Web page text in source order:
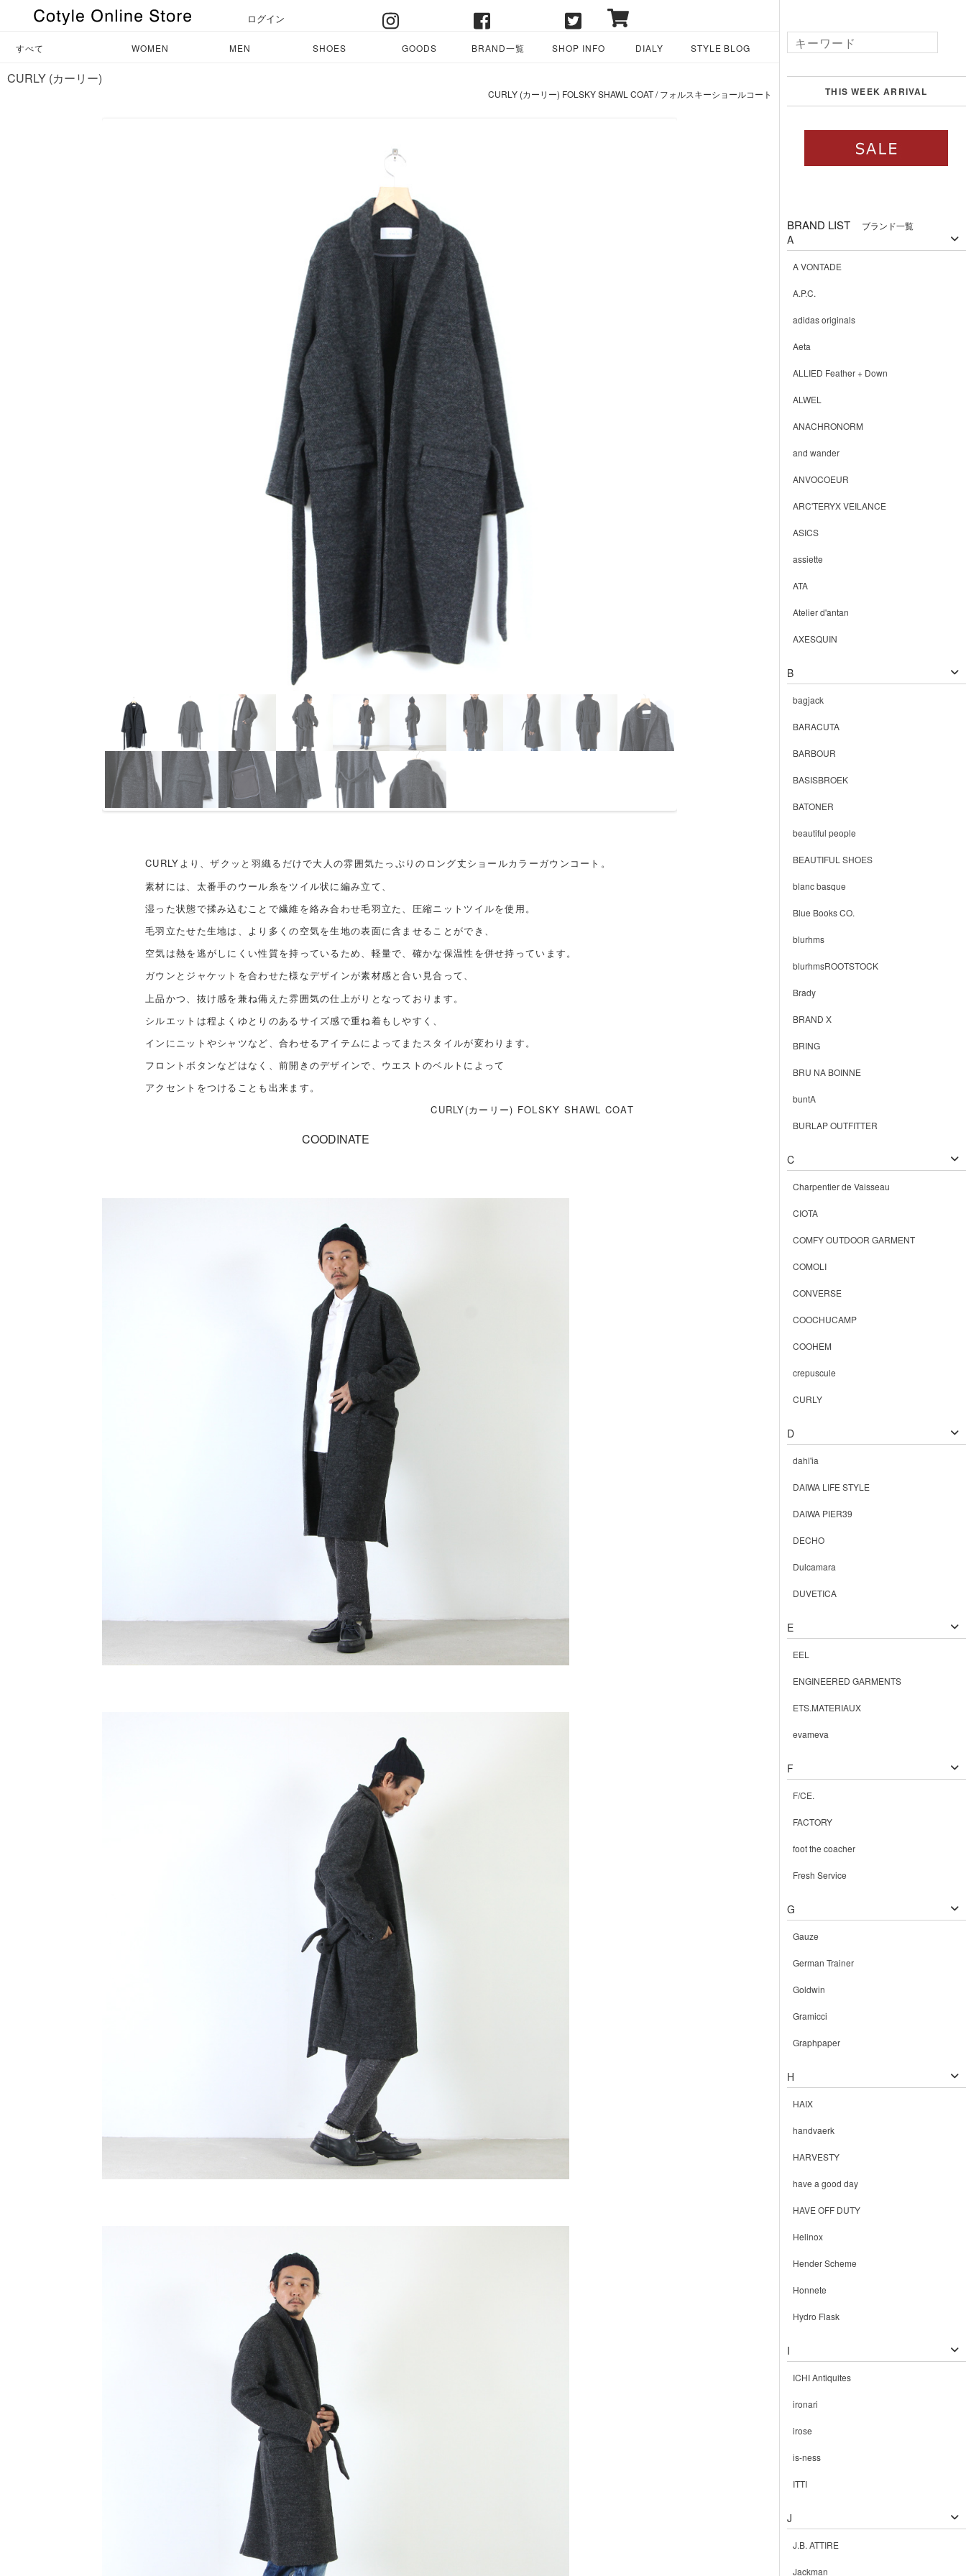
ログイン
すべて WOMEN MEN SHOES GOODS BRAND一覧 SHOP INFO DIALY STYLE BLOG
CURLY (カーリー)
CURLY (カーリー) FOLSKY SHAWL COAT / フォルスキーショールコート
CURLYより、ザクッと羽織るだけで大人の雰囲気たっぷりのロング丈ショールカラーガウンコート。
素材には、太番手のウール糸をツイル状に編み立て、
湿った状態で揉み込むことで繊維を絡み合わせ毛羽立た、圧縮ニットツイルを使用。
毛羽立たせた生地は、より多くの空気を生地の表面に含ませることができ、
空気は熱を逃がしにくい性質を持っているため、軽量で、確かな保温性を併せ持っています。
ガウンとジャケットを合わせた様なデザインが素材感と合い見合って、
上品かつ、抜け感を兼ね備えた雰囲気の仕上がりとなっております。
シルエットは程よくゆとりのあるサイズ感で重ね着もしやすく、
インにニットやシャツなど、合わせるアイテムによってまたスタイルが変わります。
フロントボタンなどはなく、前開きのデザインで、ウエストのベルトによって
アクセントをつけることも出来ます。
CURLY(カーリー) FOLSKY SHAWL COAT
COODINATE
THIS WEEK ARRIVAL
BRAND LIST ブランド一覧
A
A VONTADE
A.P.C.
adidas originals
Aeta
ALLIED Feather + Down
ALWEL
ANACHRONORM
and wander
ANVOCOEUR
ARC'TERYX VEILANCE
ASICS
assiette
ATA
Atelier d'antan
AXESQUIN
B
bagjack
BARACUTA
BARBOUR
BASISBROEK
BATONER
beautiful people
BEAUTIFUL SHOES
blanc basque
Blue Books CO.
blurhms
blurhmsROOTSTOCK
Brady
BRAND X
BRING
BRU NA BOINNE
buntA
BURLAP OUTFITTER
C
Charpentier de Vaisseau
CIOTA
COMFY OUTDOOR GARMENT
COMOLI
CONVERSE
COOCHUCAMP
COOHEM
crepuscule
CURLY
D
dahl'ia
DAIWA LIFE STYLE
DAIWA PIER39
DECHO
Dulcamara
DUVETICA
E
EEL
ENGINEERED GARMENTS
ETS.MATERIAUX
evameva
F
F/CE.
FACTORY
foot the coacher
Fresh Service
G
Gauze
German Trainer
Goldwin
Gramicci
Graphpaper
H
HAIX
handvaerk
HARVESTY
have a good day
HAVE OFF DUTY
Helinox
Hender Scheme
Honnete
Hydro Flask
I
ICHI Antiquites
ironari
irose
is-ness
ITTI
J
J.B. ATTIRE
Jackman